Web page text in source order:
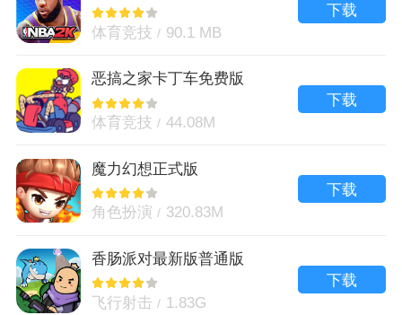
体育竞技 90.1 MB
下载
恶搞之家卡丁车免费版
体育竞技 44.08M
下载
魔力幻想正式版
角色扮演 320.83M
下载
香肠派对最新版普通版
飞行射击 1.83G
下载